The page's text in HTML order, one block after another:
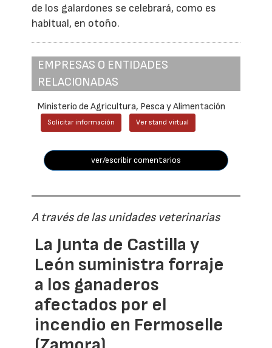
de los galardones se celebrará, como es
habitual, en otoño.
EMPRESAS O ENTIDADES
RELACIONADAS
Ministerio de Agricultura, Pesca y Alimentación
Solicitar información Ver stand virtual
ver/escribir comentarios
A través de las unidades veterinarias
La Junta de Castilla y
León suministra forraje
a los ganaderos
afectados por el
incendio en Fermoselle